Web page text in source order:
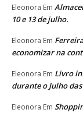
Eleonora Em
10 e 13 de julho.
Eleonora Em
economizar na
Eleonora Em Livro
durante o Julho
Eleonora Em